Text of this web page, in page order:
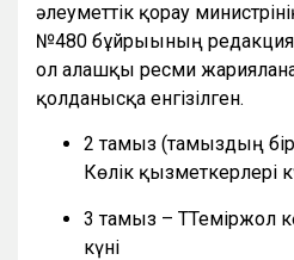
әлеуметтік қорғау
№480 бұйрығының
ол алғашқы ресми
қолданысқа енгізілген.
2 тамыз (тамыздың
Көлік қызметкерлері
3 тамыз – ТТеміржол
күні